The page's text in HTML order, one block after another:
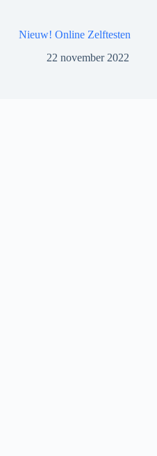
Nieuw! Online Zelftesten
22 november 2022